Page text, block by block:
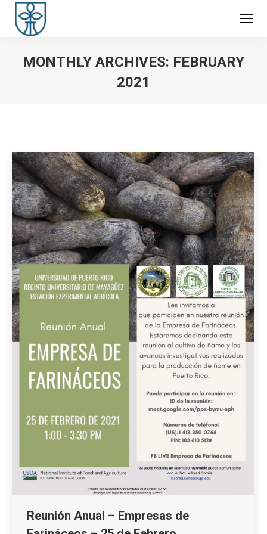
MONTHLY ARCHIVES: FEBRUARY
2021
Reunión Anual – Empresas de